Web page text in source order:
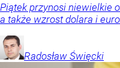
Piątek przynosi niewielkie
a także wzrost dolara i
Radosław Święcki